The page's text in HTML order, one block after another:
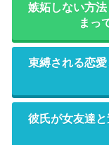
嫉妬しない方
まっ
束縛される恋
彼氏が女友達